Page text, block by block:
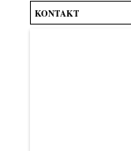
KONTAKT